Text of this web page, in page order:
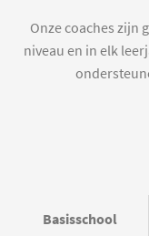
Onze coaches zijn
niveau en in elk
Basisschool